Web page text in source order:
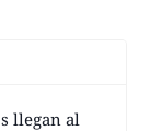
llegan al